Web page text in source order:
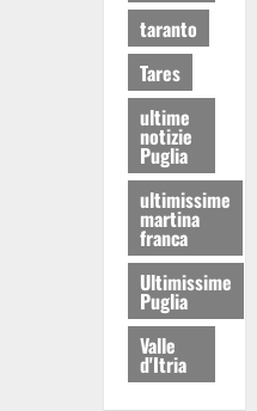
taranto
Tares
ultime
notizie
Puglia
ultimissime
martina
franca
Ultimissime
Puglia
Valle
d'Itria